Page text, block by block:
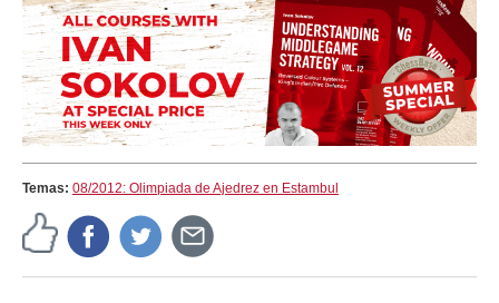
Temas: 08/2012: Olimpiada de Ajedrez en Estambul